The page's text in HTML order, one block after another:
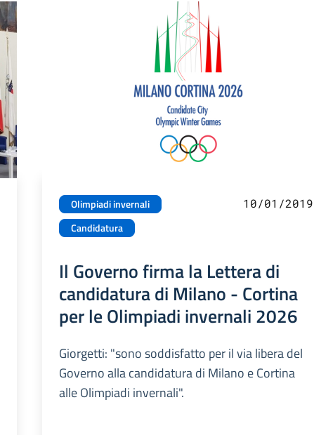
Olimpiadi invernali
Candidatura
10/01/2019
Il Governo firma la Lettera di
candidatura di Milano - Cortina
per le Olimpiadi invernali 2026
Giorgetti: "sono soddisfatto per il via libera del
Governo alla candidatura di Milano e Cortina
alle Olimpiadi invernali".